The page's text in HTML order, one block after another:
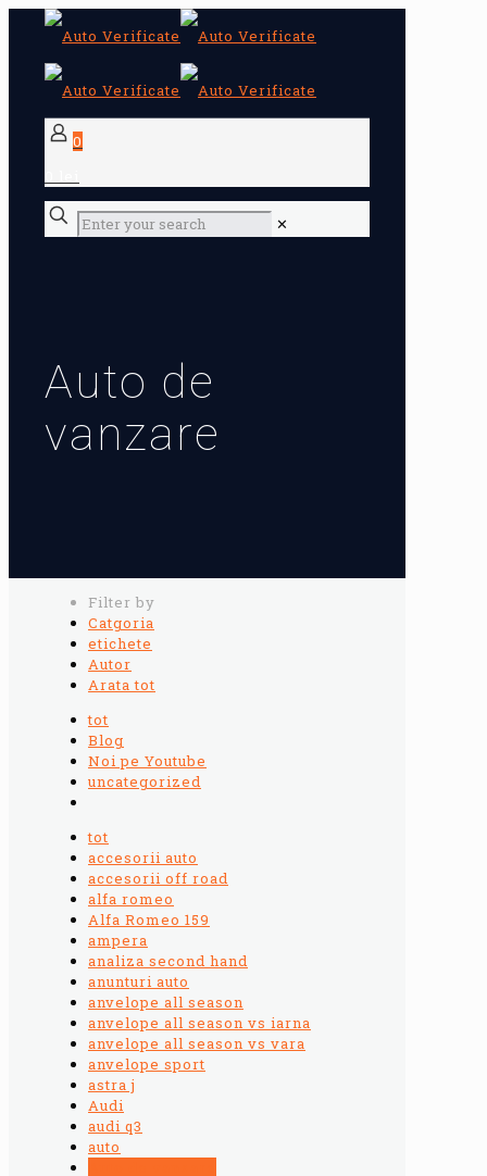
0
✕
Auto de
vanzare
Filter by
Catgoria
etichete
Autor
Arata tot
tot
Blog
Noi pe Youtube
uncategorized
tot
accesorii auto
accesorii off road
alfa romeo
Alfa Romeo 159
ampera
analiza second hand
anunturi auto
anvelope all season
anvelope all season vs iarna
anvelope all season vs vara
anvelope sport
astra j
Audi
audi q3
auto